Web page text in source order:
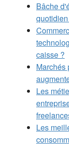
Bâche
caisse ?
Marchés
Les
Les